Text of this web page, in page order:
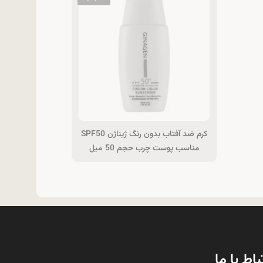
کرم ضد آفتاب بدون رنگ ژیناژن SPF50
مناسب پوست چرب حجم 50 میل